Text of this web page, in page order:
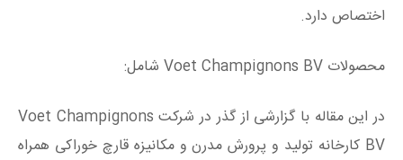
اختصاص دارد.
محصولات Voet Champignons BV شامل:
در این مقاله با گزارشی از گذر در شرکت Voet Champignons
BV کارخانه تولید و پرورش مدرن و مکانیزه قارچ خوراکی همراه